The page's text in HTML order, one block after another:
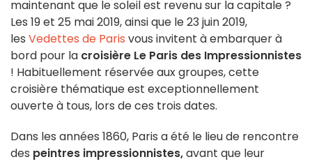
maintenant que le soleil est revenu sur la capitale ?
Les 19 et 25 mai 2019, ainsi que le 23 juin 2019,
les Vedettes de Paris vous invitent à embarquer à
bord pour la croisière Le Paris des Impressionnistes
! Habituellement réservée aux groupes, cette
croisière thématique est exceptionnellement
ouverte à tous, lors de ces trois dates.
Dans les années 1860, Paris a été le lieu de rencontre
des peintres impressionnistes,avant que leur